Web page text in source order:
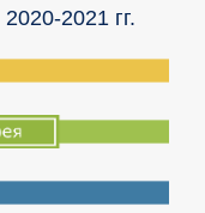
2020-2021 гг.